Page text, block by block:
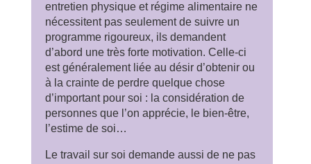
entretien physique et régime alimentaire ne
nécessitent pas seulement de suivre un
programme rigoureux, ils demandent
d’abord une très forte motivation. Celle-ci
est généralement liée au désir d’obtenir ou
à la crainte de perdre quelque chose
d’important pour soi : la considération de
personnes que l’on apprécie, le bien-être,
l’estime de soi…
Le travail sur soi demande aussi de ne pas